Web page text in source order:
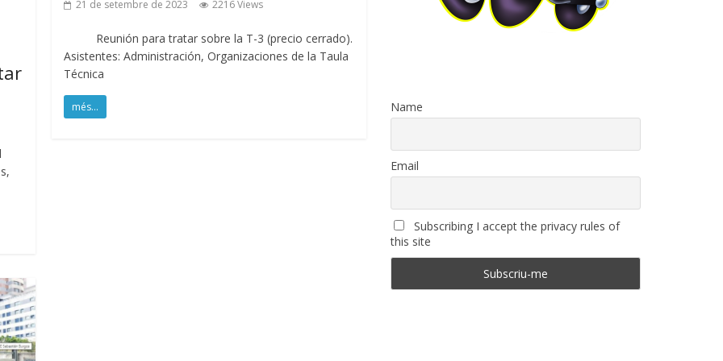
21 de setembre de 2023 2216 Views
Reunión para tratar sobre la T-3 (precio cerrado).
Asistentes: Administración, Organizaciones de la Taula
Técnica
més... Name
Email
Subscribing I accept the privacy rules of
this site